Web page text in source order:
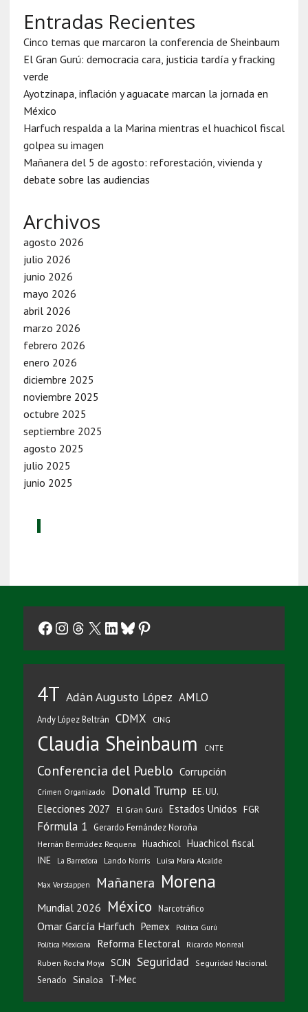
Entradas Recientes
Cinco temas que marcaron la conferencia de Sheinbaum
El Gran Gurú: democracia cara, justicia tardía y fracking
verde
Ayotzinapa, inflación y aguacate marcan la jornada en
México
Harfuch respalda a la Marina mientras el huachicol fiscal
golpea su imagen
Mañanera del 5 de agosto: reforestación, vivienda y
debate sobre las audiencias
Archivos
agosto 2026
julio 2026
junio 2026
mayo 2026
abril 2026
marzo 2026
febrero 2026
enero 2026
diciembre 2025
noviembre 2025
octubre 2025
septiembre 2025
agosto 2025
julio 2025
junio 2025
Facebook
Instagram
Threads
X LinkedIn
Bluesky
Pinterest
4T Adán Augusto López AMLO
Andy López Beltrán CDMX CJNG
Claudia Sheinbaum CNTE
Conferencia del Pueblo Corrupción
Crimen Organizado Donald Trump EE. UU.
Elecciones 2027 El Gran Gurú Estados Unidos FGR
Fórmula 1 Gerardo Fernández Noroña
Hernán Bermúdez Requena Huachicol Huachicol fiscal
INE La Barredora Lando Norris Luisa María Alcalde
Max Verstappen Mañanera Morena
Mundial 2026 México Narcotráfico
Omar García Harfuch Pemex
Política Gurú
Política Mexicana
Reforma Electoral
Ricardo Monreal
Ruben Rocha Moya
SCJN Seguridad Seguridad Nacional
Senado Sinaloa T-Mec